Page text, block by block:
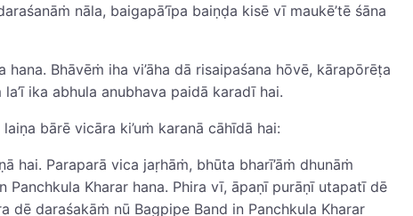
nāla, baigapā’īpa baiṇḍa kisē vī maukē’tē śāna
Bhāvēṁ iha vi’āha dā risaipaśana hōvē, kārapōrēṭa
ika abhula anubhava paidā karadī hai.
bārē vicāra ki’uṁ karanā cāhīdā hai:
hai. Paraparā vica jaṛhāṁ, bhūta bharī’āṁ dhunāṁ
Panchkula Kharar hana. Phira vī, āpaṇī purāṇī utapatī dē
dē daraśakāṁ nū Bagpipe Band in Panchkula Kharar